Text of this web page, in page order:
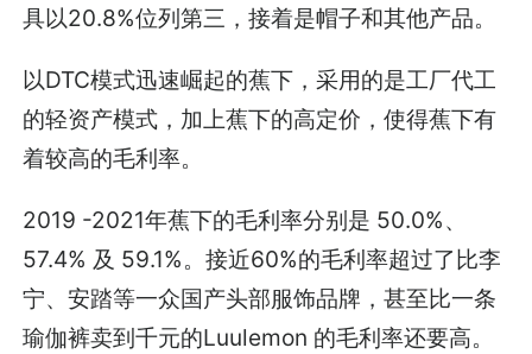
具以20.8%位列第三，接着是帽子和其他产品。
以DTC模式迅速崛起的蕉下，采用的是工厂代工
的轻资产模式，加上蕉下的高定价，使得蕉下有
着较高的毛利率。
2019 -2021年蕉下的毛利率分别是 50.0%、
57.4% 及 59.1%。接近60%的毛利率超过了比李
宁、安踏等一众国产头部服饰品牌，甚至比一条
瑜伽裤卖到千元的Luulemon 的毛利率还要高。